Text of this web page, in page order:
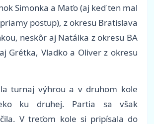
Simonka a Maťo (aj keď ten mal
postup), z okresu Bratislava
neskôr aj Natálka z okresu BA
Grétka, Vladko a Oliver z okresu
turnaj výhrou a v druhom kole
ku druhej. Partia sa však
V treťom kole si pripísala do